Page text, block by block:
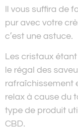
Il vous suffira de
pur avec votre
c’est une astuce.
Les cristaux
le régal des
rafraîchissement
relax à cause du
type de produit
CBD.